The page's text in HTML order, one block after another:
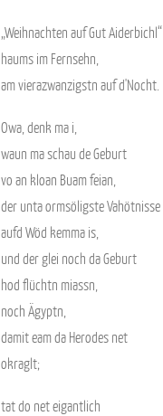
„Weihnachten auf Gut Aiderbichl“
haums im Fernsehn,
am vierazwanzigstn auf d'Nocht.
Owa, denk ma i,
waun ma schau de Geburt
vo an kloan Buam feian,
der unta ormsöligste Vahötnisse
aufd Wöd kemma is,
und der glei noch da Geburt
hod flüchtn miassn,
noch Ägyptn,
damit eam da Herodes net
okraglt;
tat do net eigantlich